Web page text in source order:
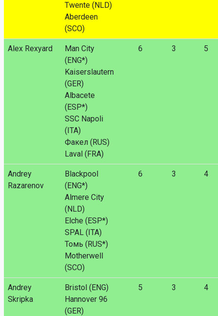
Twente (NLD)
Aberdeen
(SCO)
Alex Rexyard
Man City
(ENG*)
Kaiserslautern
(GER)
Albacete
(ESP*)
SSC Napoli
(ITA)
Факел (RUS)
Laval (FRA)
6 3 5
Andrey
Razarenov
Blackpool
(ENG*)
Almere City
(NLD)
Elche (ESP*)
SPAL (ITA)
Томь (RUS*)
Motherwell
(SCO)
6 3 4
Andrey
Skripka
Bristol (ENG)
Hannover 96
(GER)
5 3 4